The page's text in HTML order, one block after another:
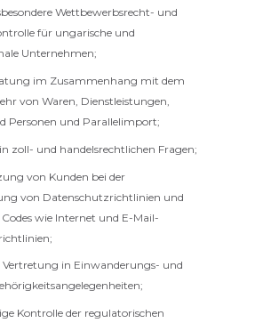
Wettbewerbsrecht- und
für ungarische und
Unternehmen;
im Zusammenhang mit dem
von Waren, Dienstleistungen,
Personen und Parallelimport;
zoll- und handelsrechtlichen Fragen;
von Kunden bei der
von Datenschutzrichtlinien und
wie Internet und E-Mail-
Vertretung in Einwanderungs- und
Kontrolle der regulatorischen